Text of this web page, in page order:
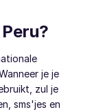
je je
zul je
sms'jes en